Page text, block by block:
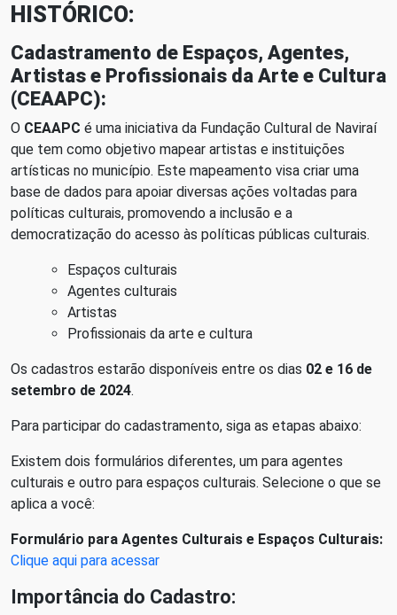
HISTÓRICO:
Cadastramento de Espaços, Agentes,
Artistas e Profissionais da Arte e Cultura
(CEAAPC):
O CEAAPC é uma iniciativa da Fundação Cultural de Naviraí
que tem como objetivo mapear artistas e instituições
artísticas no município. Este mapeamento visa criar uma
base de dados para apoiar diversas ações voltadas para
políticas culturais, promovendo a inclusão e a
democratização do acesso às políticas públicas culturais.
Espaços culturais
Agentes culturais
Artistas
Profissionais da arte e cultura
Os cadastros estarão disponíveis entre os dias 02 e 16 de
setembro de 2024.
Para participar do cadastramento, siga as etapas abaixo:
Existem dois formulários diferentes, um para agentes
culturais e outro para espaços culturais. Selecione o que se
aplica a você:
Formulário para Agentes Culturais e Espaços Culturais:
Clique aqui para acessar
Importância do Cadastro: